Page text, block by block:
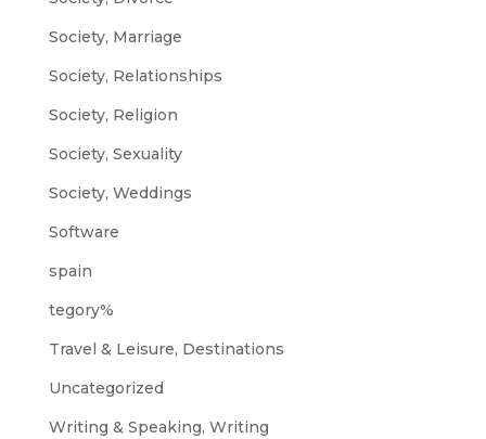
Society, Marriage
Society, Relationships
Society, Religion
Society, Sexuality
Society, Weddings
Software
spain
tegory%
Travel & Leisure, Destinations
Uncategorized
Writing & Speaking, Writing